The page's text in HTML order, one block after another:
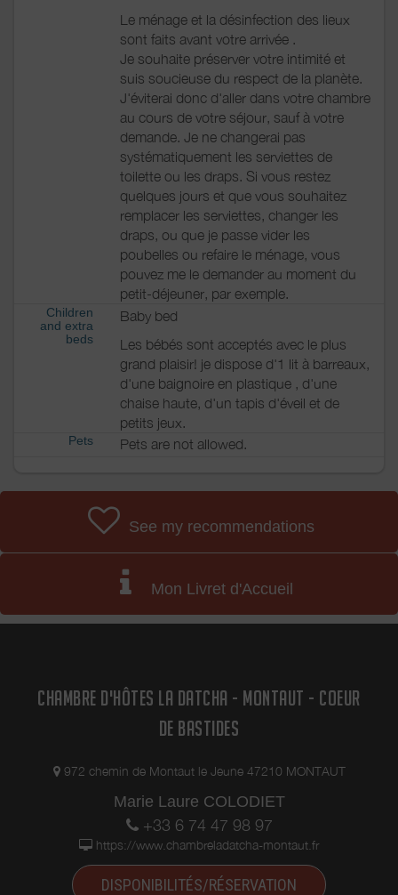
Le ménage et la désinfection des lieux
sont faits avant votre arrivée .
Je souhaite préserver votre intimité et
suis soucieuse du respect de la planète.
J'éviterai donc d'aller dans votre chambre
au cours de votre séjour, sauf à votre
demande. Je ne changerai pas
systématiquement les serviettes de
toilette ou les draps. Si vous restez
quelques jours et que vous souhaitez
remplacer les serviettes, changer les
draps, ou que je passe vider les
poubelles ou refaire le ménage, vous
pouvez me le demander au moment du
petit-déjeuner, par exemple.
Children
and extra
beds
Baby bed
Les bébés sont acceptés avec le plus
grand plaisir! je dispose d'1 lit à barreaux,
d'une baignoire en plastique , d'une
chaise haute, d'un tapis d'éveil et de
petits jeux.
Pets Pets are not allowed.
See my recommendations
Mon Livret d'Accueil
CHAMBRE D'HÔTES LA DATCHA - MONTAUT - COEUR
DE BASTIDES
972 chemin de Montaut le Jeune 47210 MONTAUT
Marie Laure COLODIET
+33 6 74 47 98 97
https://www.chambreladatcha-montaut.fr
DISPONIBILITÉS/RÉSERVATION